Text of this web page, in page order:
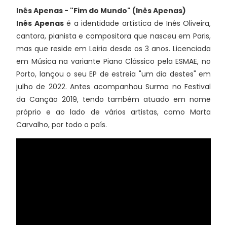
Inês Apenas - "Fim do Mundo" (Inês Apenas)
Inês Apenasé a identidade artística de Inês Oliveira,
cantora, pianista e compositora que nasceu em Paris,
mas que reside em Leiria desde os 3 anos. Licenciada
em Música na variante Piano Clássico pela ESMAE, no
Porto, lançou o seu EP de estreia "um dia destes" em
julho de 2022. Antes acompanhou Surma no Festival
da Canção 2019, tendo também atuado em nome
próprio e ao lado de vários artistas, como Marta
Carvalho, por todo o país.